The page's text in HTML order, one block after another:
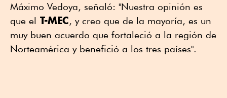
Máximo Vedoya, señaló: "Nuestra opinión es
que el T-MEC, y creo que de la mayoría, es un
muy buen acuerdo que fortaleció a la región de
Norteamérica y benefició a los tres países".